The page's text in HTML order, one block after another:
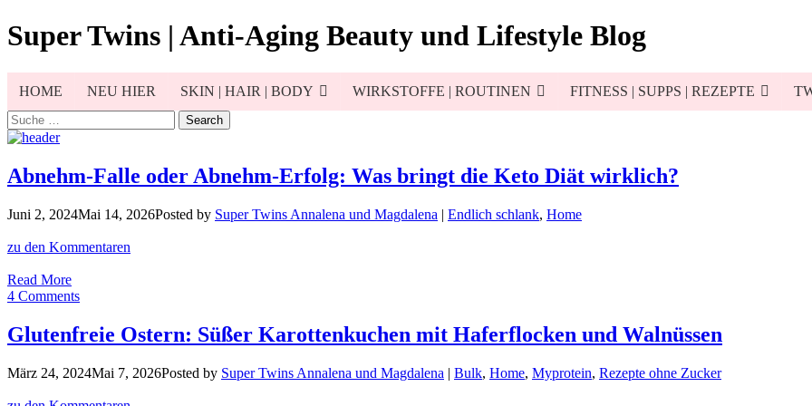
Skip
to
Super Twins | Anti-Aging Beauty und Lifestyle Blog
HOME NEU HIER SKIN | HAIR | BODY WIRKSTOFFE | ROUTINEN FITNESS | SUPPS | REZEPTE
Search
for:
Abnehm-Falle oder Abnehm-Erfolg: Was bringt die Keto Diät wirklich?
Juni 2, 2024Mai 14, 2026Posted by Super Twins Annalena und Magdalena | Endlich schlank, Home
zu den Kommentaren
Read MoreAbnehm-
Falle
Abnehm-
Erfolg:
bringt
4 Comments
Glutenfreie Ostern: Süßer Karottenkuchen mit Haferflocken und Walnüssen
März 24, 2024Mai 7, 2026Posted by Super Twins Annalena und Magdalena | Bulk, Home, Myprotein, Rezepte ohne Zucker